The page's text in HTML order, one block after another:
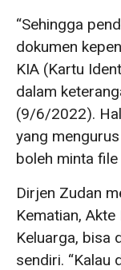
“Sehingga
dokumen
KIA (Kartu
dalam
(9/6/2022).
yang
boleh minta file
Dirjen Zudan
Kematian,
Keluarga, bisa
sendiri. “Kalau